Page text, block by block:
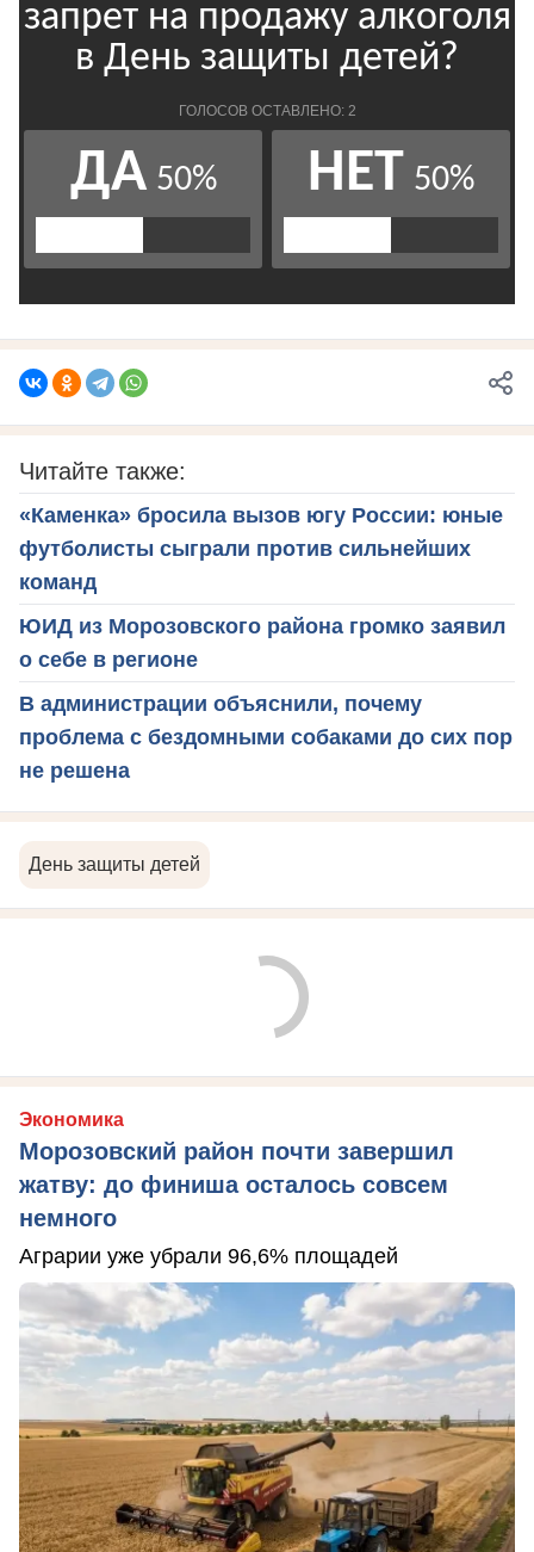
Читайте также:
«Каменка» бросила вызов югу России: юные
футболисты сыграли против сильнейших
команд
ЮИД из Морозовского района громко заявил
о себе в регионе
В администрации объяснили, почему
проблема с бездомными собаками до сих пор
не решена
День защиты детей
Экономика
Морозовский район почти завершил
жатву: до финиша осталось совсем
немного
Аграрии уже убрали 96,6% площадей